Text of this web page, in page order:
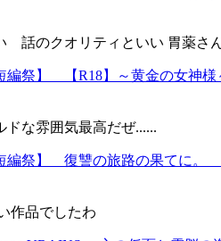
話のクオリティといい 胃薬さ
編祭】 【R18】～黄金の女神
ドな雰囲気最高だぜ......
編祭】 復讐の旅路の果てに。
作品でしたわ